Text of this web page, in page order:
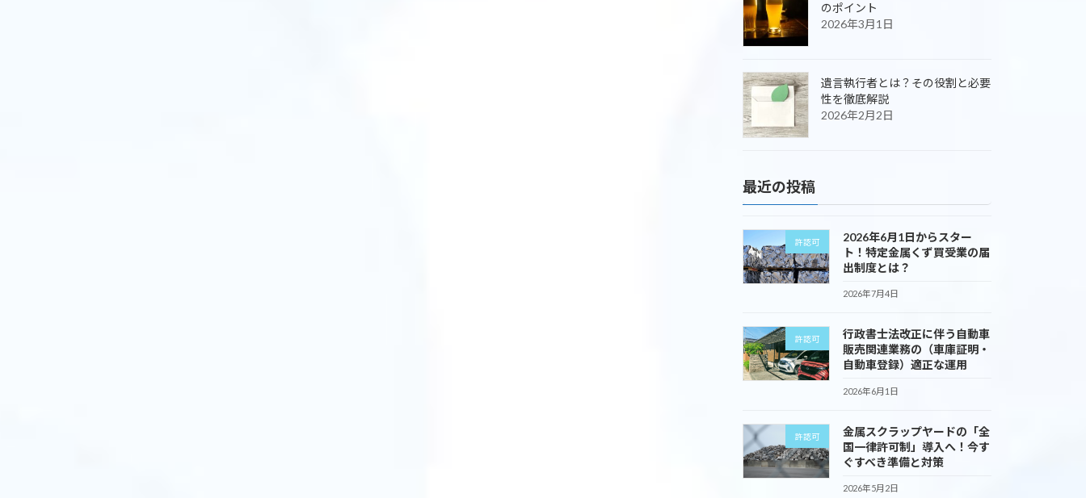
のポイント
2026年3月1日
遺言執行者とは？その役割と必要
性を徹底解説
2026年2月2日
最近の投稿
許認可
2026年6月1日からスター
ト！特定金属くず買受業の届
出制度とは？
2026年7月4日
許認可
行政書士法改正に伴う自動車
販売関連業務の（車庫証明・
自動車登録）適正な運用
2026年6月1日
許認可
金属スクラップヤードの「全
国一律許可制」導入へ！今す
ぐすべき準備と対策
2026年5月2日